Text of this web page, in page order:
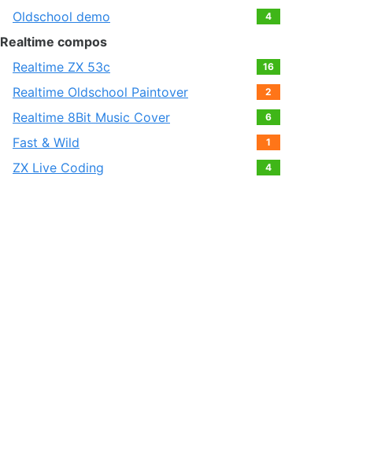
Oldschool demo 4
Realtime compos
Realtime ZX 53c
16
Realtime Oldschool Paintover 2
Realtime 8Bit Music Cover 6
Fast & Wild 1
ZX Live Coding 4